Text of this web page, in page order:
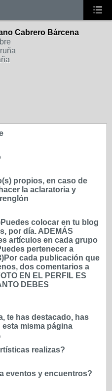
Cabrero Bárcena
propios, en caso de
la aclaratoria y
colocar en tu blog
por día. ADEMÁS
artículos en cada grupo
pertenecer a
cada publicación que
dos comentarios a
EN EL PERFIL ES
DEBES
te has destacado, has
misma página
realizas?
eventos y encuentros?